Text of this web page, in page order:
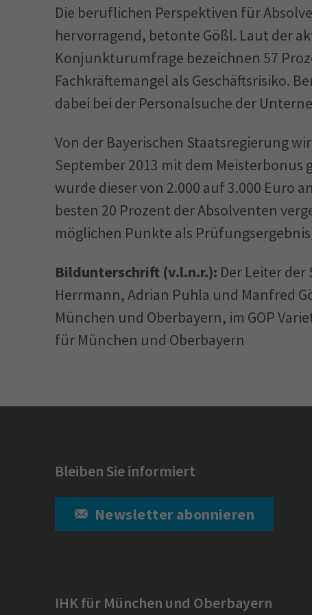
Die beruflichen Perspektiven für
hervorragend, betonte Gößl. Laut der
Konjunkturumfrage bezeichnen 57
Fachkräftemangel als Geschäftsrisiko.
dabei bei der Personalsuche der
Von der Bayerischen Staatsregierung
September 2013 mit dem Meisterbonus
wurde dieser von 2.000 auf 3.000 Euro
besten 20 Prozent der Absolventen
möglichen Punkte als
Bildunterschrift (v.l.n.r.): Der Leiter
Herrmann, Adrian Puhla und Manfred
München und Oberbayern, im GOP
für München und Oberbayern
Bleiben Sie informiert
Newsletter abonnieren
IHK für München und Oberbayern